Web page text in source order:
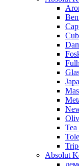
Tea
Absolut